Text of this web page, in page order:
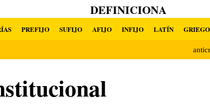
DEFINICIONA
PREFIJO SUFIJO AFIJO INFIJO LATÍN GRIEGO